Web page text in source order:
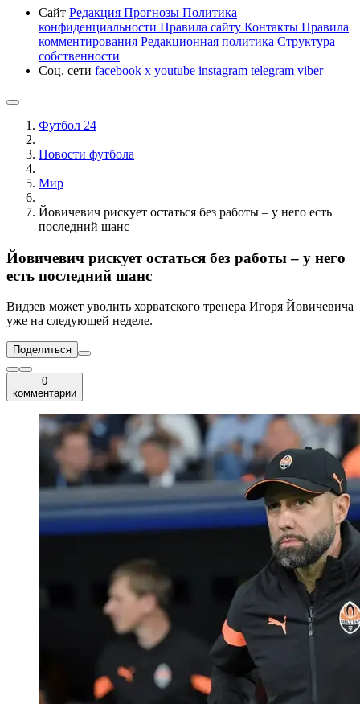
Сайт Редакция Прогнозы Политика
конфиденциальности Правила сайту Контакты Правила
комментирования Редакционная политика Структура
собственности
Соц. сети facebook x youtube instagram telegram viber
Футбол 24
Новости футбола
Мир
Йовичевич рискует остаться без работы – у него есть
последний шанс
Йовичевич рискует остаться без работы – у него
есть последний шанс
Видзев может уволить хорватского тренера Игоря Йовичевича
уже на следующей неделе.
Поделиться
0
комментарии